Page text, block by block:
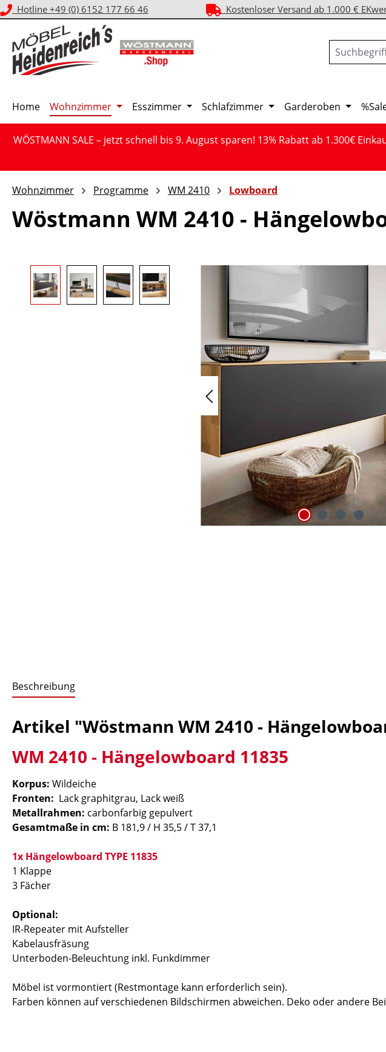
Hauptinhalt springen
Zur Suche springen
Zur Hauptnavigation springen
Hotline +49 (0) 6152 177 66 46 Kostenloser Versand ab 1.000 €
Home Wohnzimmer Esszimmer Schlafzimmer Garderoben
WÖSTMANN SALE – jetzt schnell bis 9. August sparen! 13% Rabatt ab 1.300€
Wohnzimmer Programme WM 2410 Lowboard
Wöstmann WM 2410 -
Bildergalerie überspringen
Beschreibung
Artikel "Wöstmann WM 2410 -
WM 2410 - Hängelowboard 11835
Korpus: Wildeiche
Fronten: Lack graphitgrau, Lack weiß
Metallrahmen: carbonfarbig gepulvert
Gesamtmaße in cm: B 181,9 / H 35,5 / T 37,1
1x Hängelowboard TYPE 11835
1 Klappe
3 Fächer
Optional:
IR-Repeater mit Aufsteller
Kabelausfräsung
Unterboden-Beleuchtung inkl. Funkdimmer
Möbel ist vormontiert (Restmontage kann erforderlich sein).
Farben können auf verschiedenen Bildschirmen abweichen. Deko oder andere